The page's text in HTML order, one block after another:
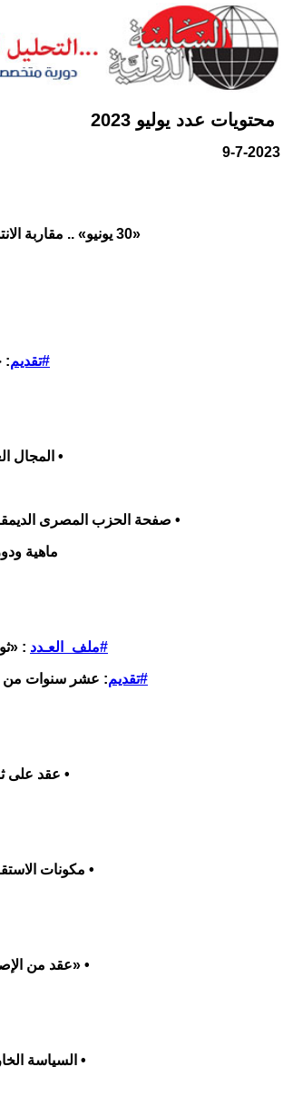
محتويات عدد يوليو 2023
9-7-2023
«30 يونيو» .. مقاربة الانتماء والفخر فى مقابل الانتحار القومى
#تقديم:
• المجال
• صفحة الحزب المصرى
ماهية
#ملف_العـدد : «ثورة 30 يونيو..
#تقديم: عشر سنوات من 30 يونيو .. تَبَيُّن أعمدة الهوية المصرية
• عقد على ثورة 30 يونيو ..
• مكونات
• «عقد من
• السياسة الخارجية